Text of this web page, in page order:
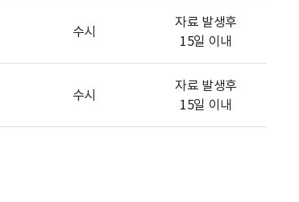
수시
자료 발생후
15일 이내
수시
자료 발생후
15일 이내